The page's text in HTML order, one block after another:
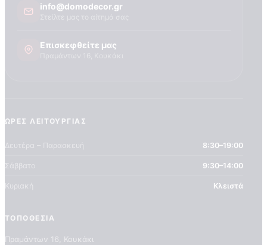
info@domodecor.gr
Επισκεφθείτε μας
ΏΡΕΣ ΛΕΙΤΟΥΡΓΊΑΣ
Δευτέρα – Παρασκευή 8:30–19:00
Σάββατο 9:30–14:00
Κυριακή Κλειστά
ΤΟΠΟΘΕΣΊΑ
Πραμάντων 16, Κουκάκι